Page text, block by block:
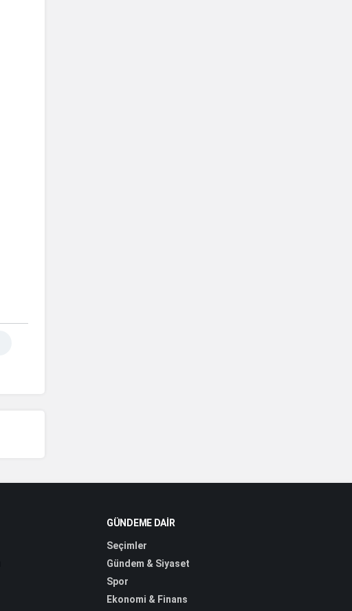
GÜNDEME DAIR
Seçimler
Gündem & Siyaset
Spor
Ekonomi & Finans